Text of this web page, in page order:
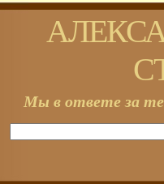
Мы в ответе за